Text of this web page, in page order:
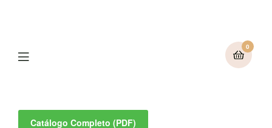
0
Catálogo Completo (PDF)